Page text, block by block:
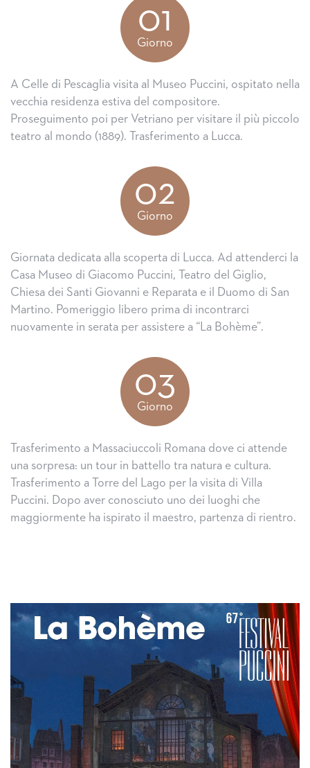
01
Giorno
A Celle di Pescaglia visita al Museo Puccini, ospitato nella
vecchia residenza estiva del compositore.
Proseguimento poi per Vetriano per visitare il più piccolo
teatro al mondo (1889). Trasferimento a Lucca.
02
Giorno
Giornata dedicata alla scoperta di Lucca. Ad attenderci la
Casa Museo di Giacomo Puccini, Teatro del Giglio,
Chiesa dei Santi Giovanni e Reparata e il Duomo di San
Martino. Pomeriggio libero prima di incontrarci
nuovamente in serata per assistere a “La Bohème”.
03
Giorno
Trasferimento a Massaciuccoli Romana dove ci attende
una sorpresa: un tour in battello tra natura e cultura.
Trasferimento a Torre del Lago per la visita di Villa
Puccini. Dopo aver conosciuto uno dei luoghi che
maggiormente ha ispirato il maestro, partenza di rientro.